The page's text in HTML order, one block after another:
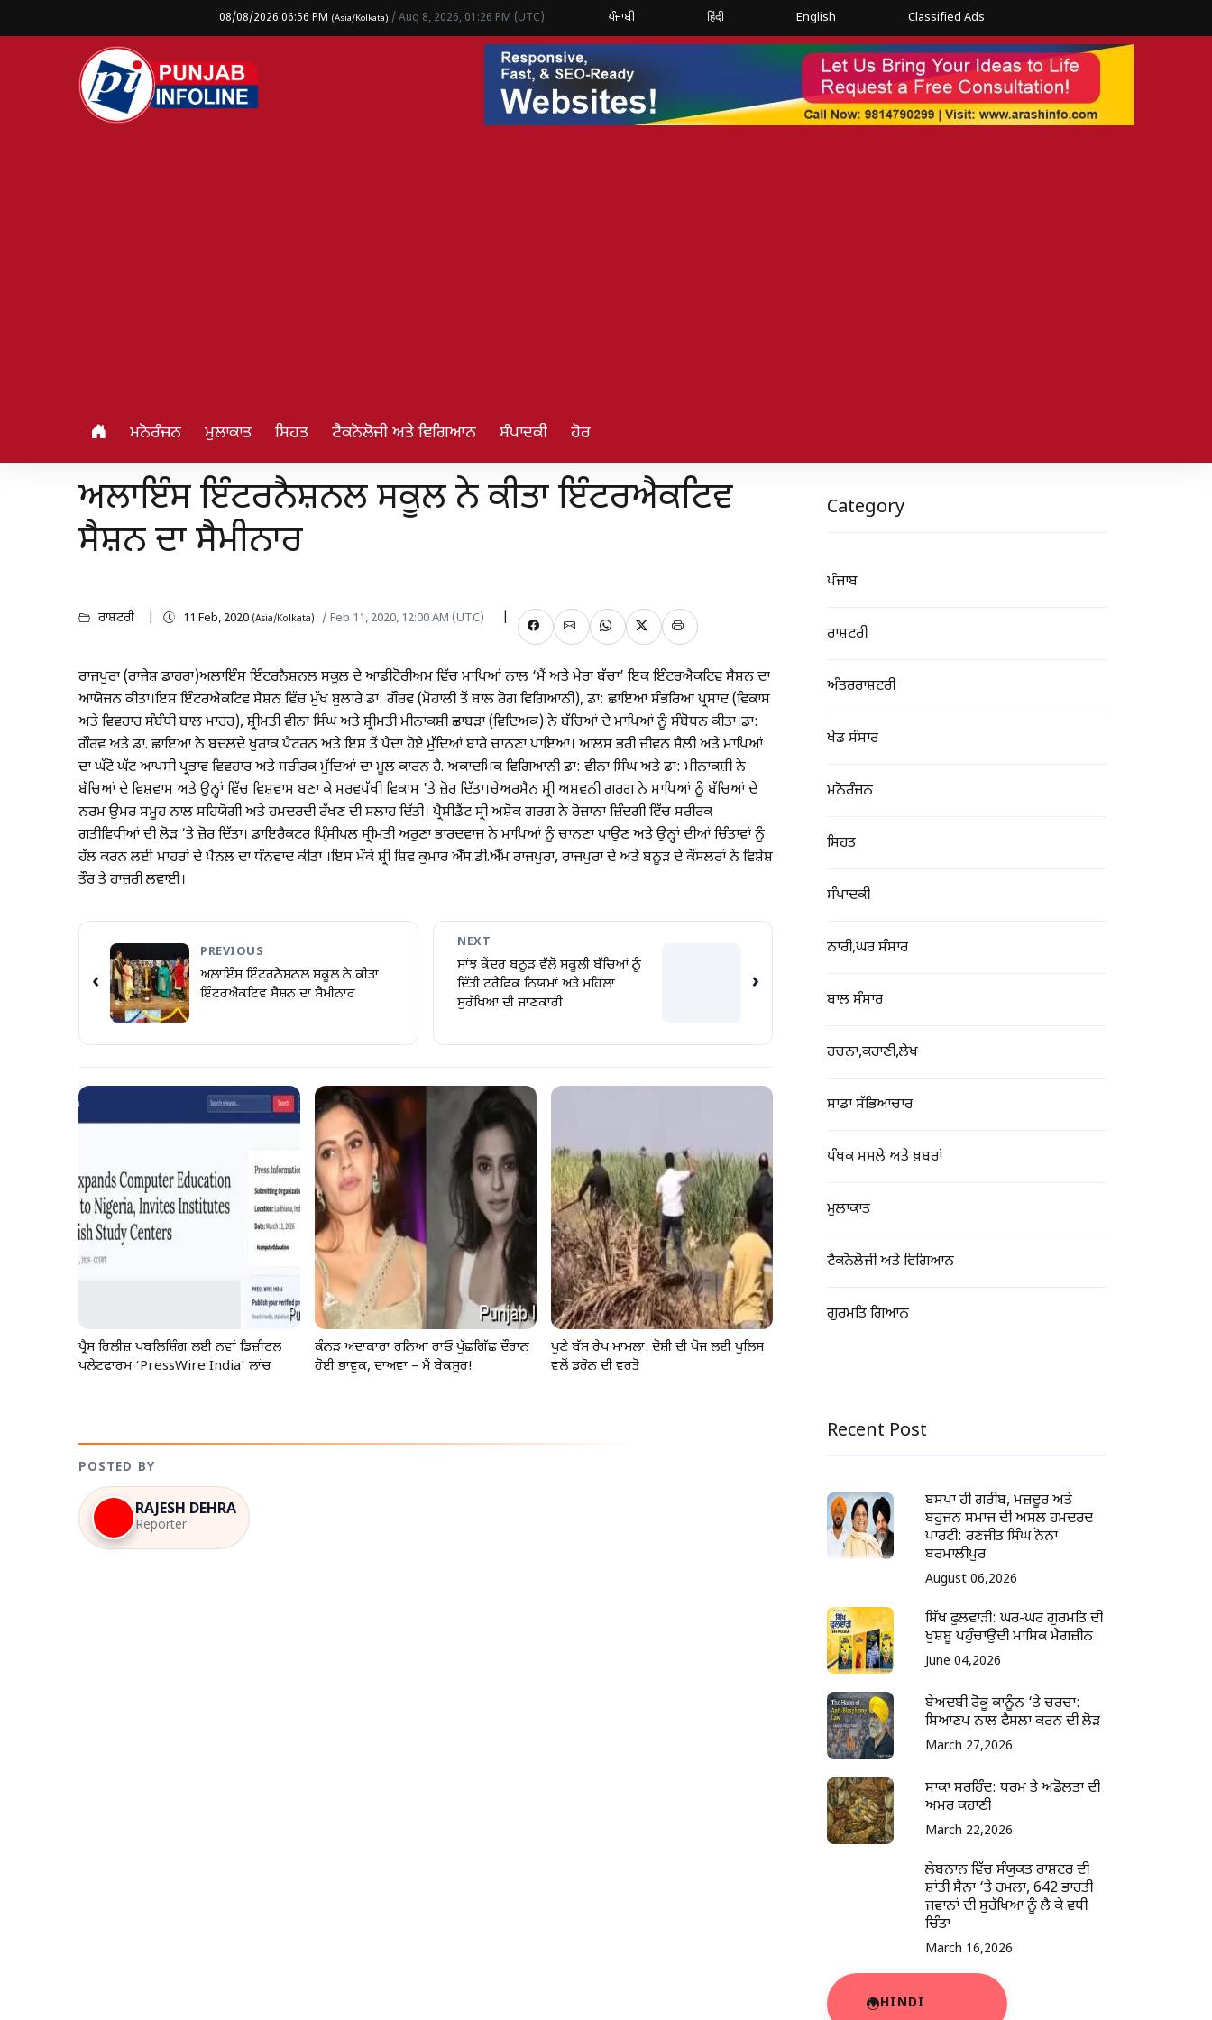
08/08/2026 06:56 PM (Asia/Kolkata) / Aug 8, 2026, 01:26 PM (UTC) ਪੰਜਾਬੀ हिंदी English Classified Ads
ਮਨੋਰੰਜਨ ਮੁਲਾਕਾਤ ਸਿਹਤ ਟੈਕਨੋਲੋਜੀ ਅਤੇ ਵਿਗਿਆਨ ਸੰਪਾਦਕੀ ਹੋਰ
ਅਲਾਇੰਸ ਇੰਟਰਨੈਸ਼ਨਲ ਸਕੂਲ ਨੇ ਕੀਤਾ ਇੰਟਰਐਕਟਿਵ
ਸੈਸ਼ਨ ਦਾ ਸੈਮੀਨਾਰ
ਰਾਸ਼ਟਰੀ 11 Feb, 2020 (Asia/Kolkata) / Feb 11, 2020, 12:00 AM (UTC)
ਰਾਜਪੁਰਾ (ਰਾਜੇਸ਼ ਡਾਹਰਾ)ਅਲਾਇੰਸ ਇੰਟਰਨੈਸ਼ਨਲ ਸਕੂਲ ਦੇ ਆਡੀਟੋਰੀਅਮ ਵਿੱਚ ਮਾਪਿਆਂ ਨਾਲ ‘ਮੈਂ ਅਤੇ ਮੇਰਾ ਬੱਚਾ’ ਇਕ ਇੰਟਰਐਕਟਿਵ ਸੈਸ਼ਨ ਦਾ
ਆਯੋਜਨ ਕੀਤਾ।ਇਸ ਇੰਟਰਐਕਟਿਵ ਸੈਸ਼ਨ ਵਿੱਚ ਮੁੱਖ ਬੁਲਾਰੇ ਡਾ: ਗੌਰਵ (ਮੋਹਾਲੀ ਤੋਂ ਬਾਲ ਰੋਗ ਵਿਗਿਆਨੀ), ਡਾ: ਛਾਇਆ ਸੰਭਰਿਆ ਪ੍ਰਸਾਦ (ਵਿਕਾਸ
ਅਤੇ ਵਿਵਹਾਰ ਸੰਬੰਧੀ ਬਾਲ ਮਾਹਰ), ਸ਼੍ਰੀਮਤੀ ਵੀਨਾ ਸਿੰਘ ਅਤੇ ਸ਼੍ਰੀਮਤੀ ਮੀਨਾਕਸ਼ੀ ਛਾਬੜਾ (ਵਿਦਿਅਕ) ਨੇ ਬੱਚਿਆਂ ਦੇ ਮਾਪਿਆਂ ਨੂੰ ਸੰਬੋਧਨ ਕੀਤਾ।ਡਾ:
ਗੌਰਵ ਅਤੇ ਡਾ. ਛਾਇਆ ਨੇ ਬਦਲਦੇ ਖੁਰਾਕ ਪੈਟਰਨ ਅਤੇ ਇਸ ਤੋਂ ਪੈਦਾ ਹੋਏ ਮੁੱਦਿਆਂ ਬਾਰੇ ਚਾਨਣਾ ਪਾਇਆ। ਆਲਸ ਭਰੀ ਜੀਵਨ ਸ਼ੈਲੀ ਅਤੇ ਮਾਪਿਆਂ
ਦਾ ਘੱਟੋ ਘੱਟ ਆਪਸੀ ਪ੍ਰਭਾਵ ਵਿਵਹਾਰ ਅਤੇ ਸਰੀਰਕ ਮੁੱਦਿਆਂ ਦਾ ਮੂਲ ਕਾਰਨ ਹੈ. ਅਕਾਦਮਿਕ ਵਿਗਿਆਨੀ ਡਾ: ਵੀਨਾ ਸਿੰਘ ਅਤੇ ਡਾ: ਮੀਨਾਕਸ਼ੀ ਨੇ
ਬੱਚਿਆਂ ਦੇ ਵਿਸ਼ਵਾਸ ਅਤੇ ਉਨ੍ਹਾਂ ਵਿੱਚ ਵਿਸ਼ਵਾਸ ਬਣਾ ਕੇ ਸਰਵਪੱਖੀ ਵਿਕਾਸ 'ਤੇ ਜ਼ੋਰ ਦਿੱਤਾ।ਚੇਅਰਮੈਨ ਸ੍ਰੀ ਅਸ਼ਵਨੀ ਗਰਗ ਨੇ ਮਾਪਿਆਂ ਨੂੰ ਬੱਚਿਆਂ ਦੇ
ਨਰਮ ਉਮਰ ਸਮੂਹ ਨਾਲ ਸਹਿਯੋਗੀ ਅਤੇ ਹਮਦਰਦੀ ਰੱਖਣ ਦੀ ਸਲਾਹ ਦਿੱਤੀ। ਪ੍ਰੈਸੀਡੈਂਟ ਸ੍ਰੀ ਅਸ਼ੋਕ ਗਰਗ ਨੇ ਰੋਜ਼ਾਨਾ ਜ਼ਿੰਦਗੀ ਵਿੱਚ ਸਰੀਰਕ
ਗਤੀਵਿਧੀਆਂ ਦੀ ਲੋੜ ‘ਤੇ ਜ਼ੋਰ ਦਿੱਤਾ। ਡਾਇਰੈਕਟਰ ਪਿ੍ੰਸੀਪਲ ਸ੍ਰੀਮਤੀ ਅਰੁਣਾ ਭਾਰਦਵਾਜ ਨੇ ਮਾਪਿਆਂ ਨੂੰ ਚਾਨਣਾ ਪਾਉਣ ਅਤੇ ਉਨ੍ਹਾਂ ਦੀਆਂ ਚਿੰਤਾਵਾਂ ਨੂੰ
ਹੱਲ ਕਰਨ ਲਈ ਮਾਹਰਾਂ ਦੇ ਪੈਨਲ ਦਾ ਧੰਨਵਾਦ ਕੀਤਾ ।ਇਸ ਮੌਕੇ ਸ਼੍ਰੀ ਸ਼ਿਵ ਕੁਮਾਰ ਐੱਸ.ਡੀ.ਐੱਮ ਰਾਜਪੁਰਾ, ਰਾਜਪੁਰਾ ਦੇ ਅਤੇ ਬਨੂੜ ਦੇ ਕੌਂਸਲਰਾਂ ਨੇਂ ਵਿਸ਼ੇਸ਼
ਤੌਰ ਤੇ ਹਾਜ਼ਰੀ ਲਵਾਈ।
‹
PREVIOUS
ਅਲਾਇੰਸ ਇੰਟਰਨੈਸ਼ਨਲ ਸਕੂਲ ਨੇ ਕੀਤਾ
ਇੰਟਰਐਕਟਿਵ ਸੈਸ਼ਨ ਦਾ ਸੈਮੀਨਾਰ
NEXT
ਸਾਂਝ ਕੇਂਦਰ ਬਨੂੜ ਵੱਲੋ ਸਕੂਲੀ ਬੱਚਿਆਂ ਨੂੰ
ਦਿੱਤੀ ਟਰੈਫਿਕ ਨਿਯਮਾਂ ਅਤੇ ਮਹਿਲਾ
ਸੁਰੱਖਿਆ ਦੀ ਜਾਣਕਾਰੀ
›
ਪ੍ਰੈਸ ਰਿਲੀਜ਼ ਪਬਲਿਸ਼ਿੰਗ ਲਈ ਨਵਾਂ ਡਿਜ਼ੀਟਲ
ਪਲੇਟਫਾਰਮ ‘PressWire India’ ਲਾਂਚ
ਕੰਨੜ ਅਦਾਕਾਰਾ ਰਨਿਆ ਰਾਓ ਪੁੱਛਗਿੱਛ ਦੌਰਾਨ
ਹੋਈ ਭਾਵੁਕ, ਦਾਅਵਾ – ਮੈਂ ਬੇਕਸੂਰ!
ਪੁਣੇ ਬੱਸ ਰੇਪ ਮਾਮਲਾ: ਦੋਸ਼ੀ ਦੀ ਖੋਜ ਲਈ ਪੁਲਿਸ
ਵਲੋਂ ਡਰੋਨ ਦੀ ਵਰਤੋਂ
POSTED BY
RAJESH DEHRA
Reporter
Category
ਪੰਜਾਬ
ਰਾਸ਼ਟਰੀ
ਅੰਤਰਰਾਸ਼ਟਰੀ
ਖੇਡ ਸੰਸਾਰ
ਮਨੋਰੰਜਨ
ਸਿਹਤ
ਸੰਪਾਦਕੀ
ਨਾਰੀ,ਘਰ ਸੰਸਾਰ
ਬਾਲ ਸੰਸਾਰ
ਰਚਨਾ,ਕਹਾਣੀ,ਲੇਖ
ਸਾਡਾ ਸੱਭਿਆਚਾਰ
ਪੰਥਕ ਮਸਲੇ ਅਤੇ ਖ਼ਬਰਾਂ
ਮੁਲਾਕਾਤ
ਟੈਕਨੋਲੋਜੀ ਅਤੇ ਵਿਗਿਆਨ
ਗੁਰਮਤਿ ਗਿਆਨ
Recent Post
ਬਸਪਾ ਹੀ ਗਰੀਬ, ਮਜ਼ਦੂਰ ਅਤੇ
ਬਹੁਜਨ ਸਮਾਜ ਦੀ ਅਸਲ ਹਮਦਰਦ
ਪਾਰਟੀ: ਰਣਜੀਤ ਸਿੰਘ ਨੋਨਾ
ਬਰਮਾਲੀਪੁਰ
August 06,2026
ਸਿੱਖ ਫੁਲਵਾੜੀ: ਘਰ-ਘਰ ਗੁਰਮਤਿ ਦੀ
ਖੁਸ਼ਬੂ ਪਹੁੰਚਾਉਂਦੀ ਮਾਸਿਕ ਮੈਗਜ਼ੀਨ
June 04,2026
ਬੇਅਦਬੀ ਰੋਕੂ ਕਾਨੂੰਨ ‘ਤੇ ਚਰਚਾ:
ਸਿਆਣਪ ਨਾਲ ਫੈਸਲਾ ਕਰਨ ਦੀ ਲੋੜ
March 27,2026
ਸਾਕਾ ਸਰਹਿੰਦ: ਧਰਮ ਤੇ ਅਡੋਲਤਾ ਦੀ
ਅਮਰ ਕਹਾਣੀ
March 22,2026
ਲੇਬਨਾਨ ਵਿੱਚ ਸੰਯੁਕਤ ਰਾਸ਼ਟਰ ਦੀ
ਸ਼ਾਂਤੀ ਸੈਨਾ ‘ਤੇ ਹਮਲਾ, 642 ਭਾਰਤੀ
ਜਵਾਨਾਂ ਦੀ ਸੁਰੱਖਿਆ ਨੂੰ ਲੈ ਕੇ ਵਧੀ
ਚਿੰਤਾ
March 16,2026
HINDI